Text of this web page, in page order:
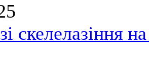
скелелазіння